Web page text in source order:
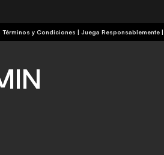
Comercial | Se aplican Términos y Condiciones | Juega Responsablemente|